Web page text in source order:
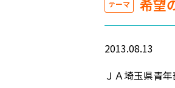
テーマ 希望
2013.08.13
ＪＡ埼玉県青